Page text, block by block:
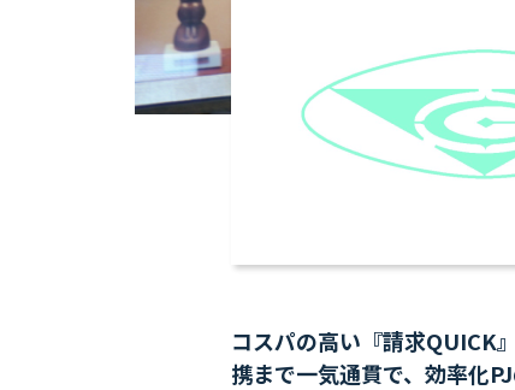
コスパの高い『請求QUICK
携まで一気通貫で、効率化